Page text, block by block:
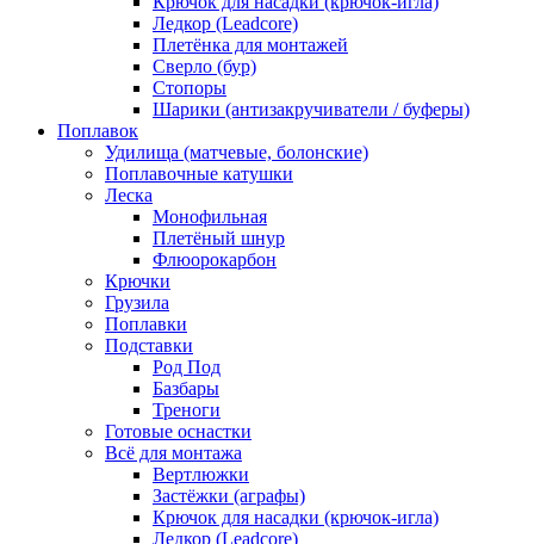
Ледкор (Leadcore)
Плетёнка для монтажей
Сверло (бур)
Стопоры
Шарики (антизакручиватели / буферы)
Поплавок
Удилища (матчевые, болонские)
Поплавочные катушки
Леска
Монофильная
Плетёный шнур
Флюорокарбон
Крючки
Грузила
Поплавки
Подставки
Род Под
Базбары
Треноги
Готовые оснастки
Всё для монтажа
Вертлюжки
Застёжки (аграфы)
Крючок для насадки (крючок-игла)
Ледкор (Leadcore)